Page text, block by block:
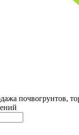
почвогрунтов,